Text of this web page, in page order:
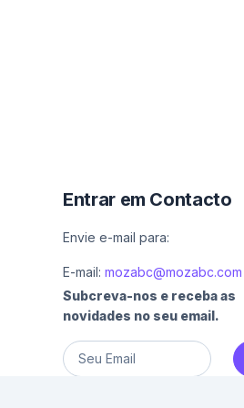
Entrar em Contacto
Envie e-mail para:
E-mail: mozabc@mozabc.com
Subcreva-nos e receba as
novidades no seu email.